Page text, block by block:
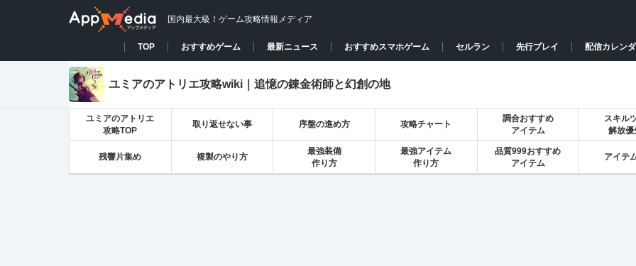
国内最大級！ゲーム攻略情報メディア
TOP おすすめゲーム 最新ニュース おすすめスマホゲーム セルラン 先行プレイ 配信カレン
ユミアのアトリエ攻略wiki｜追憶の錬金術師と幻創の地
ユミアのアトリエ
攻略TOP
取り返せない事 序盤の進め方 攻略チャート
調合おすすめ
アイテム
スキル
解放優
残響片集め 複製のやり方
最強装備
作り方
最強アイテム
作り方
品質999おすすめ
アイテム
アイテ